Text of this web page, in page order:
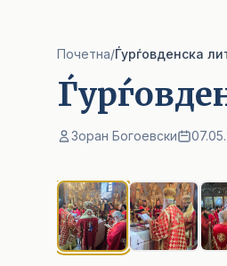
Почетна/Ѓурѓовденска
Зоран Богоевски